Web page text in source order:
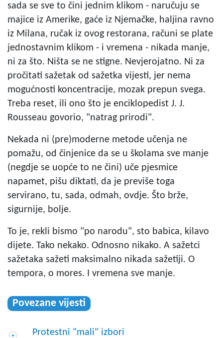
sada se sve to čini jednim klikom - naručuju se
majice iz Amerike, gaće iz Njemačke, haljina ravno
iz Milana, ručak iz ovog restorana, računi se plate
jednostavnim klikom - i vremena - nikada manje,
ni za što. Ništa se ne stigne. Nevjerojatno. Ni za
pročitati sažetak od sažetka vijesti, jer nema
mogućnosti koncentracije, mozak prepun svega.
Treba reset, ili ono što je enciklopedist J. J.
Rousseau govorio, "natrag prirodi".
Nekada ni (pre)moderne metode učenja ne
pomažu, od činjenice da se u školama sve manje
(negdje se uopće to ne čini) uče pjesmice
napamet, pišu diktati, da je previše toga
servirano, tu, sada, odmah, ovdje. Što brže,
sigurnije, bolje.
To je, rekli bismo "po narodu", sto babica, kilavo
dijete. Tako nekako. Odnosno nikako. A sažetci
sažetaka sažeti maksimalno nikada sažetiji. O
tempora, o mores. I vremena sve manje.
Povezane vijesti
Protestni "mali" izbori